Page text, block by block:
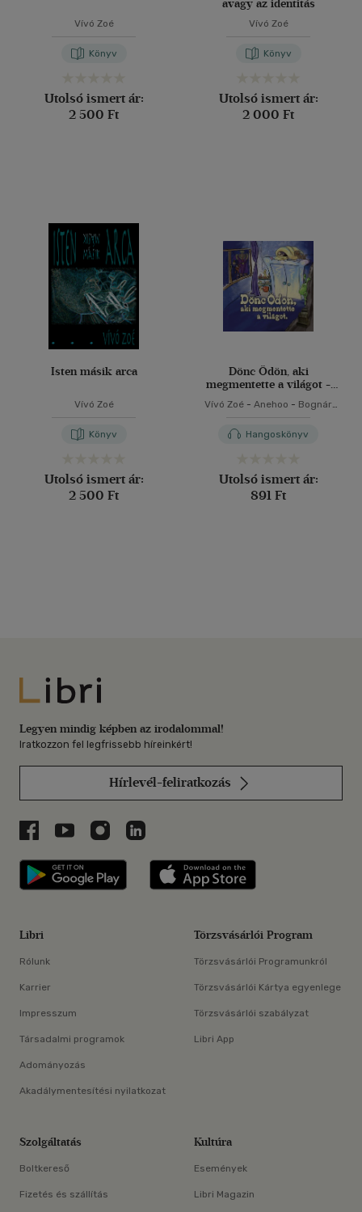
Vívó Zoé
Könyv
Utolsó ismert ár:
2 500 Ft
avagy az identitás
Vívó Zoé
Könyv
Utolsó ismert ár:
2 000 Ft
Isten másik arca
Vívó Zoé
Könyv
Utolsó ismert ár:
2 500 Ft
Dönc Ödön, aki
megmentette a világot -
Vívó Zoé - Anehoo - Bognár
Lőrinc - Street Gábor
Hangoskönyv
Utolsó ismert ár:
891 Ft
Libri
Legyen mindig képben az irodalommal!
Iratkozzon fel legfrissebb híreinkért!
Hírlevél-feliratkozás
Libri a Facebookon
Libri a Youtube-on
Libri az Instagramon
Libri a LinkedInen
Libri applikáció Szerezd meg: Google
Libri
Rólunk
Karrier
Impresszum
Társadalmi programok
Adományozás
Akadálymentesítési nyilatkozat
Törzsvásárlói Program
Törzsvásárlói Programunkról
Törzsvásárlói Kártya egyenlege
Törzsvásárlói szabályzat
Libri App
Szolgáltatás
Boltkereső
Fizetés és szállítás
Kultúra
Események
Libri Magazin